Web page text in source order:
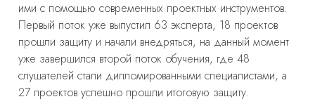
ими с помощью современных проектных инструментов.
Первый поток уже выпустил 63 эксперта, 18 проектов
прошли защиту и начали внедряться, на данный момент
уже завершился второй поток обучения, где 48
слушателей стали дипломированными специалистами, а
27 проектов успешно прошли итоговую защиту.